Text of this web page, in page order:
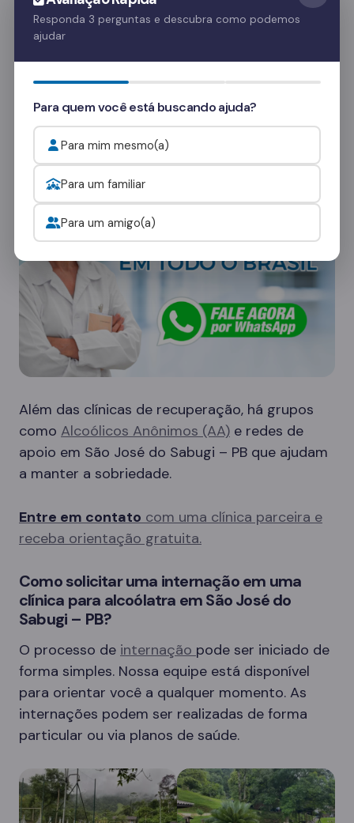
Essas visitas ajudam no processo de
recuperação e fortalecem o vínculo familiar.
Quer saber mais? Fale com nossos
consultorese veja como funcionam as visitas.
Onde procurar ajuda para o alcoolismo?
Além das clínicas de recuperação, há grupos
como Alcoólicos Anônimos (AA) e redes de
apoio em São José do Sabugi – PB que ajudam
a manter a sobriedade.
Entre em contato com uma clínica parceira e
receba orientação gratuita.
Como solicitar uma internação em uma
clínica para alcoólatra em São José do
Sabugi – PB?
O processo de internação pode ser iniciado de
forma simples. Nossa equipe está disponível
para orientar você a qualquer momento. As
internações podem ser realizadas de forma
particular ou via planos de saúde.
Responda 3 perguntas e descubra como podemos
ajudar
Para quem você está buscando ajuda?
Para mim mesmo(a)
Para um familiar
Para um amigo(a)